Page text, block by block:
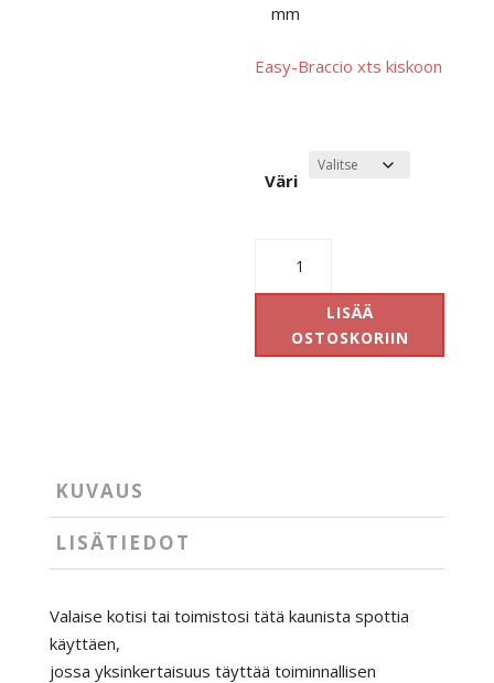
mm
Easy-Braccio xts kiskoon
Väri
Braccio
määrä
LISÄÄ
OSTOSKORIIN
KUVAUS
LISÄTIEDOT
Valaise kotisi tai toimistosi tätä kaunista spottia
käyttäen,
jossa yksinkertaisuus täyttää toiminnallisen